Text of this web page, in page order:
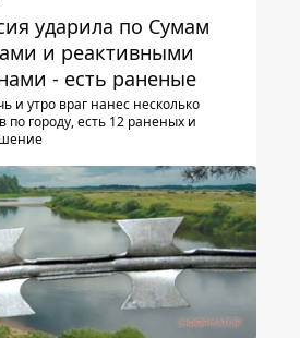
ударила по Сумам
и реактивными
- есть раненые
и утро враг нанес несколько
по городу, есть 12 раненых и